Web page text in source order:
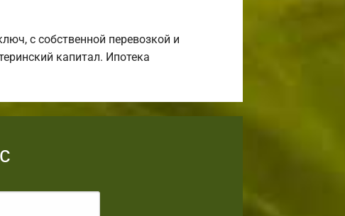
с собственной перевозкой и
капитал. Ипотека